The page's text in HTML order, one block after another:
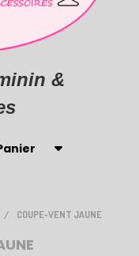
&
COUPE-VENT JAUNE